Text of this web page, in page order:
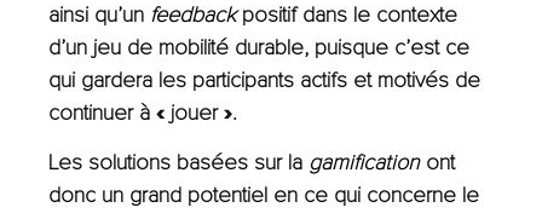
ainsi qu’un feedbackpositif dans le contexte
d’un jeu de mobilité durable, puisque c’est ce
qui gardera les participants actifs et motivés de
continuer à « jouer ».
Les solutions basées sur la gamificationont
donc un grand potentiel en ce qui concerne le